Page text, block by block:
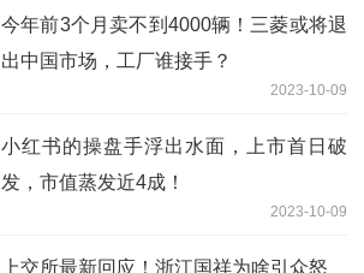
今年前3个月卖不到4000辆！三菱或将退
出中国市场，工厂谁接手？
2023-10-09
小红书的操盘手浮出水面，上市首日破
发，市值蒸发近4成！
2023-10-09
上交所最新回应！浙江国祥为啥引众怒